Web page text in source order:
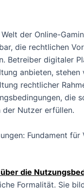
der Online-
die rechtlichen
Betreiber digitaler
anbieten,
rechtlicher
die
der Nutzer erfüllen.
Fundament
über die
Formalität. Sie